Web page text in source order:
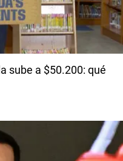
sube a $50.200: qué